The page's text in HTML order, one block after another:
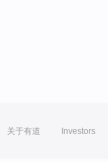
关于有道 Investors